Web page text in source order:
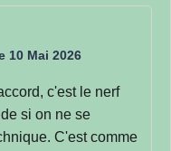
10 Mai 2026
c'est le nerf
si on ne se
C'est comme